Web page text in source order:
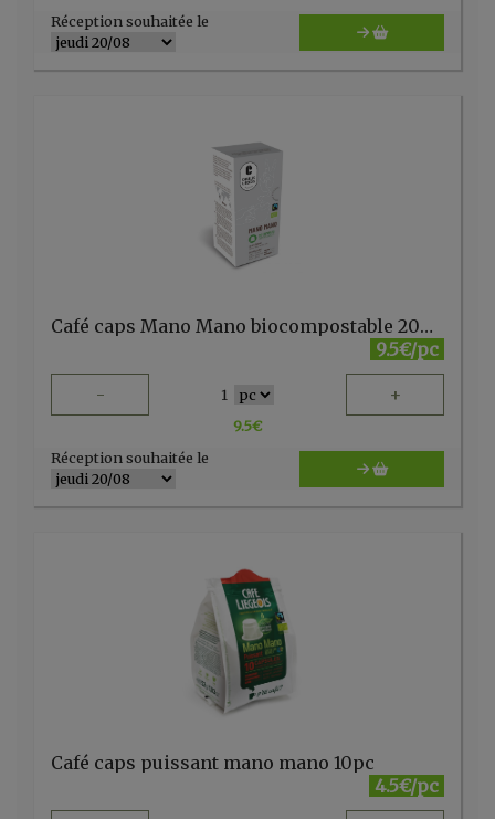
Réception souhaitée le
Café caps Mano Mano biocompostable 20pc Cafés Liégeois
9.5€/pc
- 1 +
9.5€
Réception souhaitée le
Café caps puissant mano mano 10pc
4.5€/pc